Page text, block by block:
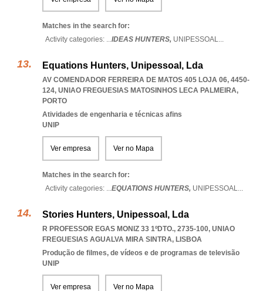
Matches in the search for:
Activity categories: ...IDEAS HUNTERS, UNIPESSOAL...
Equations Hunters, Unipessoal, Lda
AV COMENDADOR FERREIRA DE MATOS 405 LOJA 06, 4450-
124, UNIAO FREGUESIAS MATOSINHOS LECA PALMEIRA,
PORTO
Atividades de engenharia e técnicas afins
UNIP
Ver empresa Ver no Mapa
Matches in the search for:
Activity categories: ...EQUATIONS HUNTERS, UNIPESSOAL...
Stories Hunters, Unipessoal, Lda
R PROFESSOR EGAS MONIZ 33 1ºDTO., 2735-100, UNIAO
FREGUESIAS AGUALVA MIRA SINTRA, LISBOA
Produção de filmes, de vídeos e de programas de televisão
UNIP
Ver empresa Ver no Mapa